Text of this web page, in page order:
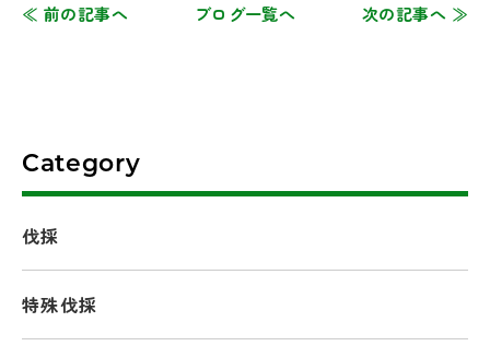
≪ 前の記事へ ブログ一覧へ 次の記事へ ≫
Category
伐採
特殊伐採